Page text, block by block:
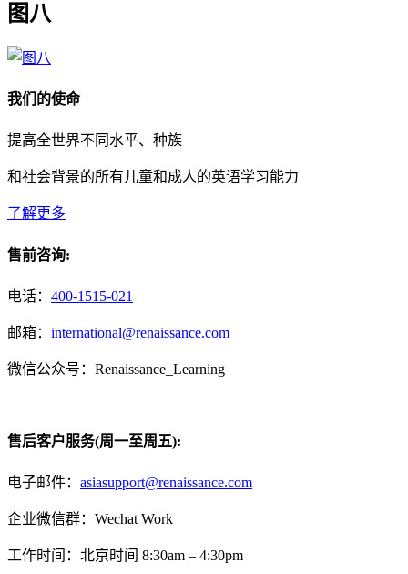
图八
我们的使命
提高全世界不同水平、种族
和社会背景的所有儿童和成人的英语学习能力
了解更多
售前咨询:
电话： 400-1515-021
邮箱： international@renaissance.com
微信公众号：Renaissance_Learning
售后客户服务(周一至周五):
电子邮件： asiasupport@renaissance.com
企业微信群：Wechat Work
工作时间：北京时间 8:30am – 4:30pm